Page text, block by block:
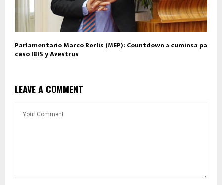
Parlamentario Marco Berlis (MEP): Countdown a cuminsa pa
caso IBIS y Avestrus
LEAVE A COMMENT